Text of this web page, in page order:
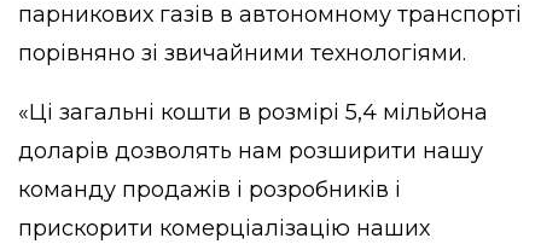
парникових газів в автономному транспорті
порівняно зі звичайними технологіями.
«Ці загальні кошти в розмірі 5,4 мільйона
доларів дозволять нам розширити нашу
команду продажів і розробників і
прискорити комерціалізацію наших